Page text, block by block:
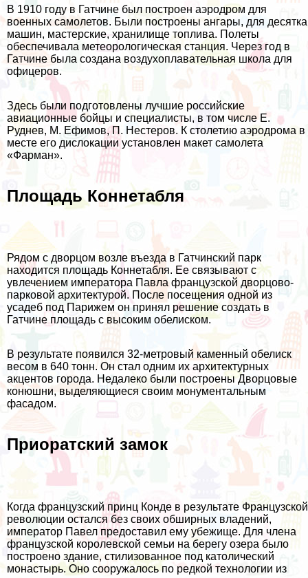
В 1910 году в Гатчине был построен аэродром для
военных самолетов. Были построены ангары, для десятка
машин, мастерские, хранилище топлива. Полеты
обеспечивала метеорологическая станция. Через год в
Гатчине была создана воздухоплавательная школа для
офицеров.
Здесь были подготовлены лучшие российские
авиационные бойцы и специалисты, в том числе Е.
Руднев, М. Ефимов, П. Нестеров. К столетию аэродрома в
месте его дислокации установлен макет самолета
«Фарман».
Площадь Коннетабля
Рядом с дворцом возле въезда в Гатчинский парк
находится площадь Коннетабля. Ее связывают с
увлечением императора Павла французской дворцово-
парковой архитектурой. После посещения одной из
усадеб под Парижем он принял решение создать в
Гатчине площадь с высоким обелиском.
В результате появился 32-метровый каменный обелиск
весом в 640 тонн. Он стал одним их архитектурных
акцентов города. Недалеко были построены Дворцовые
конюшни, выделяющиеся своим монументальным
фасадом.
Приоратский замок
Когда французский принц Конде в результате Французской
революции остался без своих обширных владений,
император Павел предоставил ему убежище. Для члена
французской королевской семьи на берегу озера было
построено здание, стилизованное под католический
монастырь. Оно сооружалось по редкой технологии из